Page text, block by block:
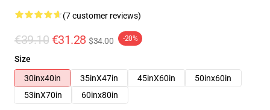
(7 customer reviews)
€39.10 €31.28 $34.00 -20%
Size
30inx40in
35inX47in 45inX60in
50inx60in
53inX70in
60inx80in